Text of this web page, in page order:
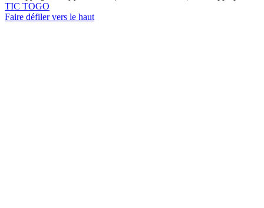
TIC TOGO
Faire défiler vers le haut